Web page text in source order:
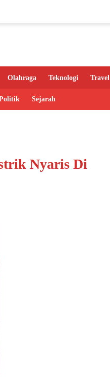
Olahraga Teknologi Travel
Sejarah
Nyaris Di